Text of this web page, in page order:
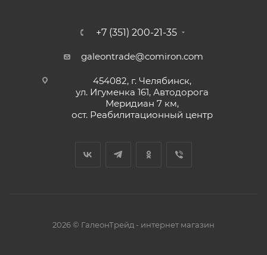
+7 (351) 200-21-35
galeontrade@comiron.com
454082, г. Челябинск,
ул. Игуменка 161, Автодорога
Меридиан 7 км,
ост. Реабилитационный центр
2026 © ГалеонТрейд - интернет магазин